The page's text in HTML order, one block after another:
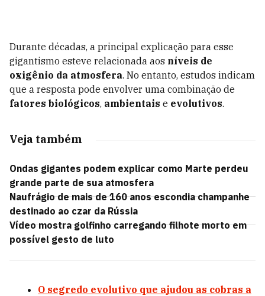
Durante décadas, a principal explicação para esse
gigantismo esteve relacionada aos níveis de
oxigênio da atmosfera. No entanto, estudos indicam
que a resposta pode envolver uma combinação de
fatores biológicos, ambientais e evolutivos.
Veja também
Ondas gigantes podem explicar como Marte perdeu
grande parte de sua atmosfera
Naufrágio de mais de 160 anos escondia champanhe
destinado ao czar da Rússia
Vídeo mostra golfinho carregando filhote morto em
possível gesto de luto
O segredo evolutivo que ajudou as cobras a